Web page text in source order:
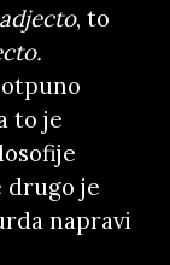
, to
to je
drugo je
napravi